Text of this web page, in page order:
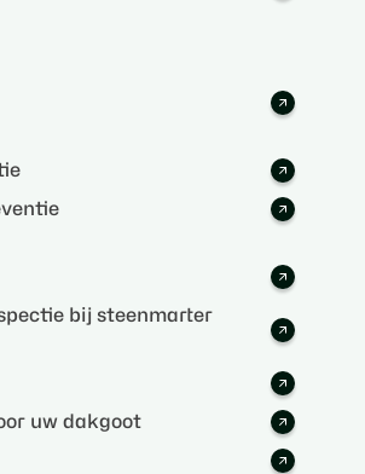
bij steenmarter
uw dakgoot